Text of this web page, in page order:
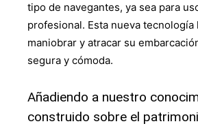
tipo de navegantes, ya sea para
profesional. Esta nueva
maniobrar y atracar su
segura y cómoda.
Añadiendo a nuestro
construido sobre el